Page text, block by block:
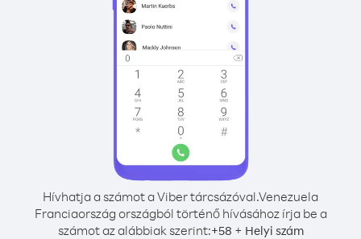
Hívhatja a számot a Viber tárcsázóval.Venezuela
Franciaország országból történő hívásához írja be a
számot az alábbiak szerint:+58 + Helyi szám